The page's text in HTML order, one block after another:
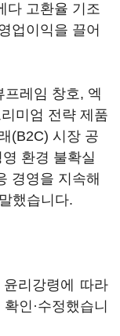
다 고환율 기조
업이익을 끌어
레임 창호, 엑
미엄 전략 제품
(B2C) 시장 공
환경 불확실
경영을 지속해
했습니다.
리강령에 따라
인·수정했습니